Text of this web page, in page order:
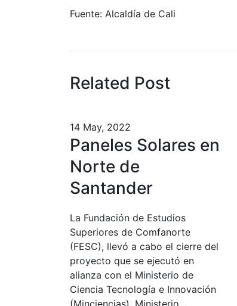
Fuente: Alcaldía de Cali
Related Post
14 May, 2022
Paneles Solares en
Norte de
Santander
La Fundación de Estudios
Superiores de Comfanorte
(FESC), llevó a cabo el cierre del
proyecto que se ejecutó en
alianza con el Ministerio de
Ciencia Tecnología e Innovación
(Minciencias), Ministerio…